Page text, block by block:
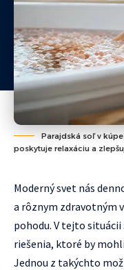
Parajdská soľ v
poskytuje relaxáciu a
Moderný svet nás
a rôznym zdravotným
pohodu. V tejto
riešenia, ktoré by
Jednou z takýchto